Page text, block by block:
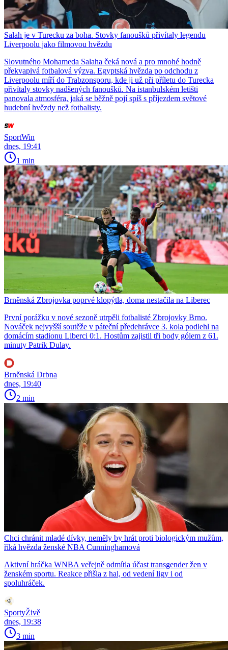
Salah je v Turecku za boha. Stovky fanoušků přivítaly legendu
Liverpoolu jako filmovou hvězdu
Slovutného Mohameda Salaha čeká nová a pro mnohé hodně
překvapivá fotbalová výzva. Egyptská hvězda po odchodu z
Liverpoolu míří do Trabzonsporu, kde ji už při příletu do Turecka
přivítaly stovky nadšených fanoušků. Na istanbulském letišti
panovala atmosféra, jaká se běžně pojí spíš s příjezdem světové
hudební hvězdy než fotbalisty.
SportWin
dnes, 19:41
1 min
Brněnská Zbrojovka poprvé klopýtla, doma nestačila na Liberec
První porážku v nové sezoně utrpěli fotbalisté Zbrojovky Brno.
Nováček nejvyšší soutěže v páteční předehrávce 3. kola podlehl na
domácím stadionu Liberci 0:1. Hostům zajistil tři body gólem z 61.
minuty Patrik Dulay.
Brněnská Drbna
dnes, 19:40
2 min
Chci chránit mladé dívky, neměly by hrát proti biologickým mužům,
říká hvězda ženské NBA Cunninghamová
Aktivní hráčka WNBA veřejně odmítla účast transgender žen v
ženském sportu. Reakce přišla z hal, od vedení ligy i od
spoluhráček.
SportyŽivě
dnes, 19:38
3 min